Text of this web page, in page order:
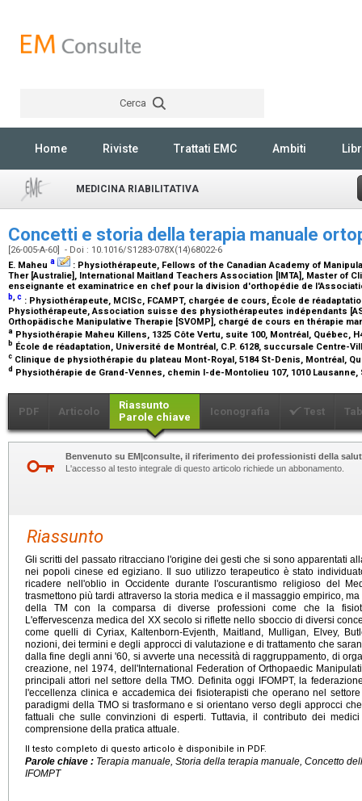
Cerca
Home Riviste Trattati EMC Ambiti
MEDICINA RIABILITATIVA
Concetti e storia della terapia manuale
[26-005-A-60] - Doi : 10.1016/S1283-078X(14)68022-6
E. Maheu a : Physiothérapeute, Fellows of the Canadian Academy of
Ther [Australie], International Maitland Teachers Association [IMTA], Master of
enseignante et examinatrice en chef pour la division d'orthopédie de
b c : Physiothérapeute, MClSc, FCAMPT, chargée de cours, École de
Physiothérapeute, Association suisse des physiothérapeutes indépendants
Orthopädische Manipulative Therapie [SVOMP], chargé de cours en thérapie
a Physiothérapie Maheu Killens, 1325 Côte Vertu, suite 100, Montréal, Québec,
b École de réadaptation, Université de Montréal, C.P. 6128, succursale Centre-
c Clinique de physiothérapie du plateau Mont-Royal, 5184 St-Denis, Montréal,
d Physiothérapie de Grand-Vennes, chemin I-de-Montolieu 107, 1010
PDF Articolo
Riassunto
Parole chiave
Iconografia Test
Benvenuto su EM|consulte, il riferimento dei professionisti della
L'accesso al testo integrale di questo articolo richiede un abbonamento.
Riassunto
Gli scritti del passato ritracciano l'origine dei gesti che si sono apparentati
nei popoli cinese ed egiziano. Il suo utilizzo terapeutico è stato
ricadere nell'oblio in Occidente durante l'oscurantismo religioso del
trasmettono più tardi attraverso la storia medica e il massaggio empirico,
della TM con la comparsa di diverse professioni come che la
L'effervescenza medica del XXsecolo si riflette nello sboccio di diversi
come quelli di Cyriax, Kaltenborn-Evjenth, Maitland, Mulligan, Elvey,
nozioni, dei termini e degli approcci di valutazione e di trattamento che
dalla fine degli anni '60, si avverte una necessità di raggruppamento, di
creazione, nel 1974, dell'International Federation of Orthopaedic
principali attori nel settore della TMO. Definita oggi IFOMPT, la
l'eccellenza clinica e accademica dei fisioterapisti che operano nel
paradigmi della TMO si trasformano e si orientano verso degli approcci
fattuali che sulle convinzioni di esperti. Tuttavia, il contributo dei
comprensione della pratica attuale.
Il testo completo di questo articolo è disponibile in PDF.
Parole chiave : Terapia manuale, Storia della terapia manuale, Concetto
IFOMPT